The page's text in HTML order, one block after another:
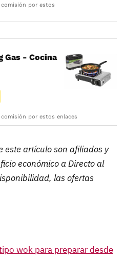
comisión por estos
Gas - Cocina
por estos enlaces
este artículo son afiliados y
económico a Directo al
las ofertas
wok para preparar desde